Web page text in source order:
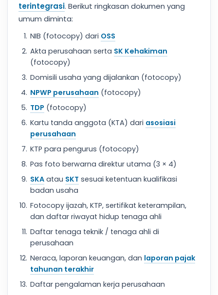
terintegrasi. Berikut ringkasan dokumen yang
umum diminta:
NIB (fotocopy) dari OSS
Akta perusahaan serta SK Kehakiman
(fotocopy)
Domisili usaha yang dijalankan (fotocopy)
NPWP perusahaan (fotocopy)
TDP (fotocopy)
Kartu tanda anggota (KTA) dari asosiasi
perusahaan
KTP para pengurus (fotocopy)
Pas foto berwarna direktur utama (3 × 4)
SKA atau SKT sesuai ketentuan kualifikasi
badan usaha
Fotocopy ijazah, KTP, sertifikat keterampilan,
dan daftar riwayat hidup tenaga ahli
Daftar tenaga teknik / tenaga ahli di
perusahaan
Neraca, laporan keuangan, dan laporan pajak
tahunan terakhir
Daftar pengalaman kerja perusahaan